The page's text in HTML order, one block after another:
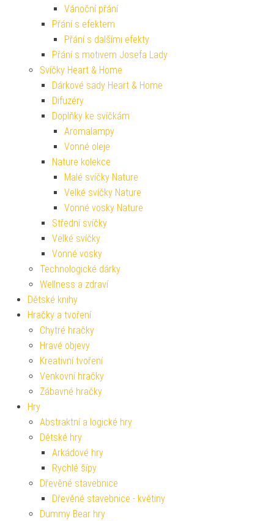
Vánoční přání
Přání s efektem
Přání s dalšími efekty
Přání s motivem Josefa Lady
Svíčky Heart & Home
Dárkové sady Heart & Home
Difuzéry
Doplňky ke svíčkám
Aromalampy
Vonné oleje
Nature kolekce
Malé svíčky Nature
Velké svíčky Nature
Vonné vosky Nature
Střední svíčky
Velké svíčky
Vonné vosky
Technologické dárky
Wellness a zdraví
Dětské knihy
Hračky a tvoření
Chytré hračky
Hravé objevy
Kreativní tvoření
Venkovní hračky
Zábavné hračky
Hry
Abstraktní a logické hry
Dětské hry
Arkádové hry
Rychlé šípy
Dřevěné stavebnice
Dřevěné stavebnice - květiny
Dummy Bear hry